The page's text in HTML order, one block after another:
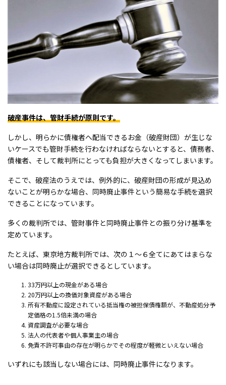
破産事件は、管財手続が原則です。
しかし、明らかに債権者へ配当できるお金（破産財団）が生じな
いケースでも管財手続を行わなければならないとすると、債務者、
債権者、そして裁判所にとっても負担が大きくなってしまいます。
そこで、破産法のうえでは、例外的に、破産財団の形成が見込め
ないことが明らかな場合、同時廃止事件という簡易な手続を選択
できることになっています。
多くの裁判所では、管財事件と同時廃止事件との振り分け基準を
定めています。
たとえば、東京地方裁判所では、次の１～６全てにあてはまらな
い場合は同時廃止が選択できるとしています。
33万円以上の現金がある場合
20万円以上の換価対象資産がある場合
所有不動産に設定されている抵当権の被担保債権額が、不動産処分予
定価格の1.5倍未満の場合
資産調査が必要な場合
法人の代表者や個人事業主の場合
免責不許可事由の存在が明らかでその程度が軽微といえない場合
いずれにも該当しない場合には、同時廃止事件になります。